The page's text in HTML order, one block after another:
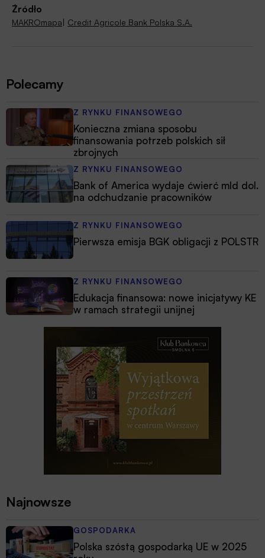
Źródło
MAKROmapa| Credit Agricole Bank Polska S.A.
Polecamy
Z RYNKU FINANSOWEGO
Konieczna zmiana sposobu
finansowania potrzeb polskich sił
zbrojnych
Z RYNKU FINANSOWEGO
Bank of America wydaje ćwierć mld dol.
na odchudzanie pracowników
Z RYNKU FINANSOWEGO
Pierwsza emisja BGK obligacji z POLSTR
Z RYNKU FINANSOWEGO
Edukacja finansowa: nowe inicjatywy KE
w ramach strategii unijnej
Najnowsze
GOSPODARKA
Polska szóstą gospodarką UE w 2025